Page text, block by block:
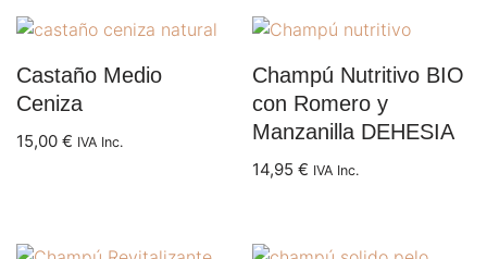
Castaño Medio
Ceniza
15,00 € IVA Inc.
Champú Nutritivo BIO
con Romero y
Manzanilla DEHESIA
14,95€ IVA Inc.